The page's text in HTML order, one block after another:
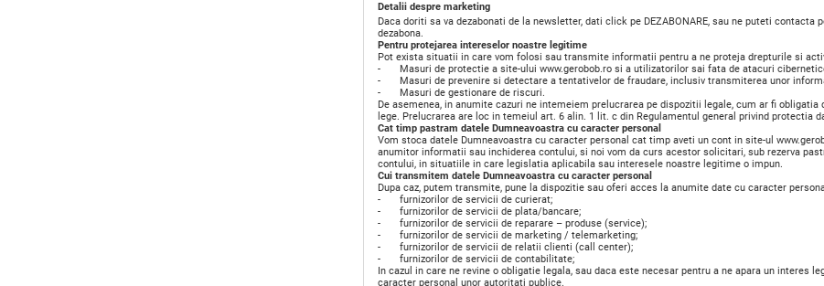
Detalii despre marketing
Daca doriti sa va dezabonati de la newsletter, dati click pe DEZABONARE, sau ne puteti contacta
dezabona.
Pentru protejarea intereselor noastre legitime
Pot exista situatii in care vom folosi sau transmite informatii pentru a ne proteja drepturile si
- Masuri de protectie a site-ului www.gerobob.ro si a utilizatorilor sai fata de atacuri
- Masuri de prevenire si detectare a tentativelor de fraudare, inclusiv transmiterea unor
- Masuri de gestionare de riscuri.
De asemenea, in anumite cazuri ne intemeiem prelucrarea pe dispozitii legale, cum ar fi
lege. Prelucrarea are loc in temeiul art. 6 alin. 1 lit. c din Regulamentul general privind protectia
Cat timp pastram datele Dumneavoastra cu caracter personal
Vom stoca datele Dumneavoastra cu caracter personal cat timp aveti un cont in site-ul
anumitor informatii sau inchiderea contului, si noi vom da curs acestor solicitari, sub rezerva
contului, in situatiile in care legislatia aplicabila sau interesele noastre legitime o impun.
Cui transmitem datele Dumneavoastra cu caracter personal
Dupa caz, putem transmite, pune la dispozitie sau oferi acces la anumite date cu caracter
- furnizorilor de servicii de curierat;
- furnizorilor de servicii de plata/bancare;
- furnizorilor de servicii de reparare – produse (service);
- furnizorilor de servicii de marketing / telemarketing;
- furnizorilor de servicii de relatii clienti (call center);
- furnizorilor de servicii de contabilitate;
In cazul in care ne revine o obligatie legala, sau daca este necesar pentru a ne apara un interes
caracter personal unor autoritati publice.